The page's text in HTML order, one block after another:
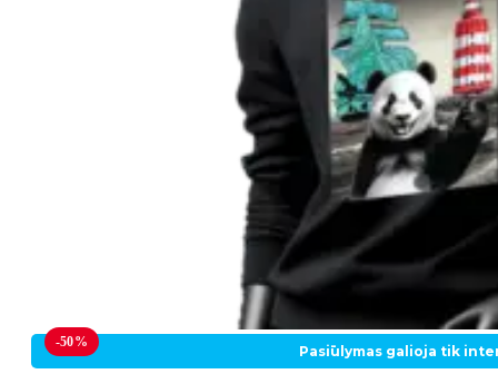
-50%
Pasiūlymas galioja tik